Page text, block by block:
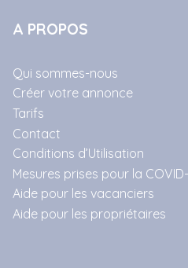
A PROPOS
Qui sommes-nous
Créer votre annonce
Tarifs
Contact
Conditions d’Utilisation
Mesures prises pour la COVID-
Aide pour les vacanciers
Aide pour les propriétaires